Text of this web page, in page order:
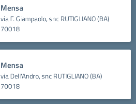
Mensa
via F. Giampaolo, snc RUTIGLIANO (BA)
70018
Mensa
via Dell'Andro, snc RUTIGLIANO (BA)
70018